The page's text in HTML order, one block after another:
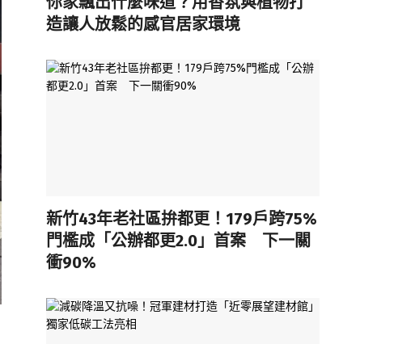
造讓人放鬆的感官居家環境
新竹43年老社區拚都更！179戶跨75%
門檻成「公辦都更2.0」首案 下一關
衝90%